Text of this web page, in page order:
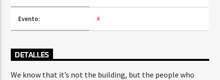
Evento: #
DETALLES
We know that it’s not the building, but the people who